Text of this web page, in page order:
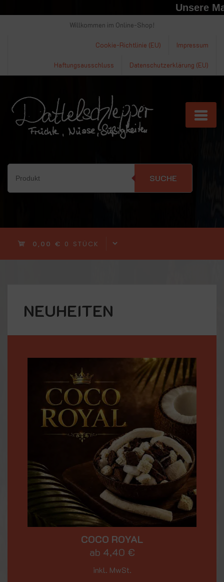
Unsere
Willkommen im Online-Shop!
Impressum
Cookie-Richtlinie (EU)
Datenschutzerklärung (EU)
Haftungsausschluss
SUCHE
0,00 € 0 STÜCK
NEUHEITEN
COCO ROYAL
ab 4,40 €
inkl. MwSt.